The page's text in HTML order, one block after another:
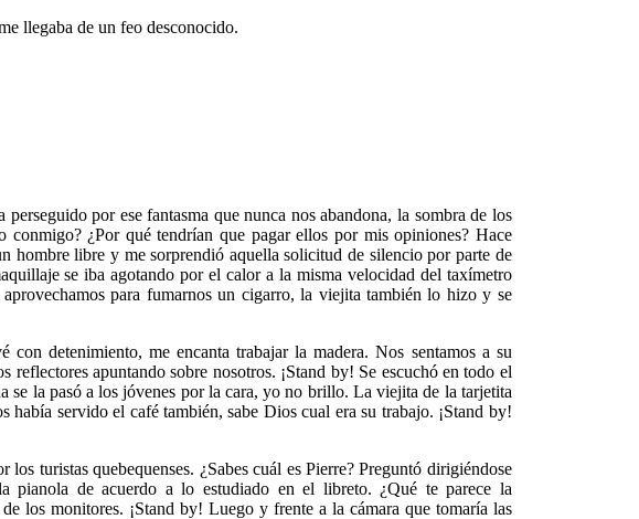
llegaba de un feo desconocido.
por ese fantasma que nunca nos abandona, la sombra de los
¿Por qué tendrían que pagar ellos por mis opiniones? Hace
hombre libre y me sorprendió aquella solicitud de silencio por parte de
se iba agotando por el calor a la misma velocidad del taxímetro
para fumarnos un cigarro, la viejita también lo hizo y se
detenimiento, me encanta trabajar la madera. Nos sentamos a su
apuntando sobre nosotros. ¡Stand by! Se escuchó en todo el
la pasó a los jóvenes por la cara, yo no brillo. La viejita de la tarjetita
había servido el café también, sabe Dios cual era su trabajo. ¡Stand by!
turistas quebequenses. ¿Sabes cuál es Pierre? Preguntó dirigiéndose
pianola de acuerdo a lo estudiado en el libreto. ¿Qué te parece la
los monitores. ¡Stand by! Luego y frente a la cámara que tomaría las